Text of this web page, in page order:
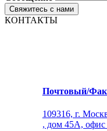
КОНТАКТЫ
Почтовый/
109316, г.
, дом 45А, офис